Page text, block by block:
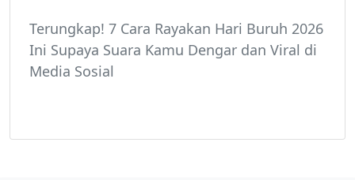
Terungkap! 7 Cara Rayakan Hari Buruh 2026
Ini Supaya Suara Kamu Dengar dan Viral di
Media Sosial